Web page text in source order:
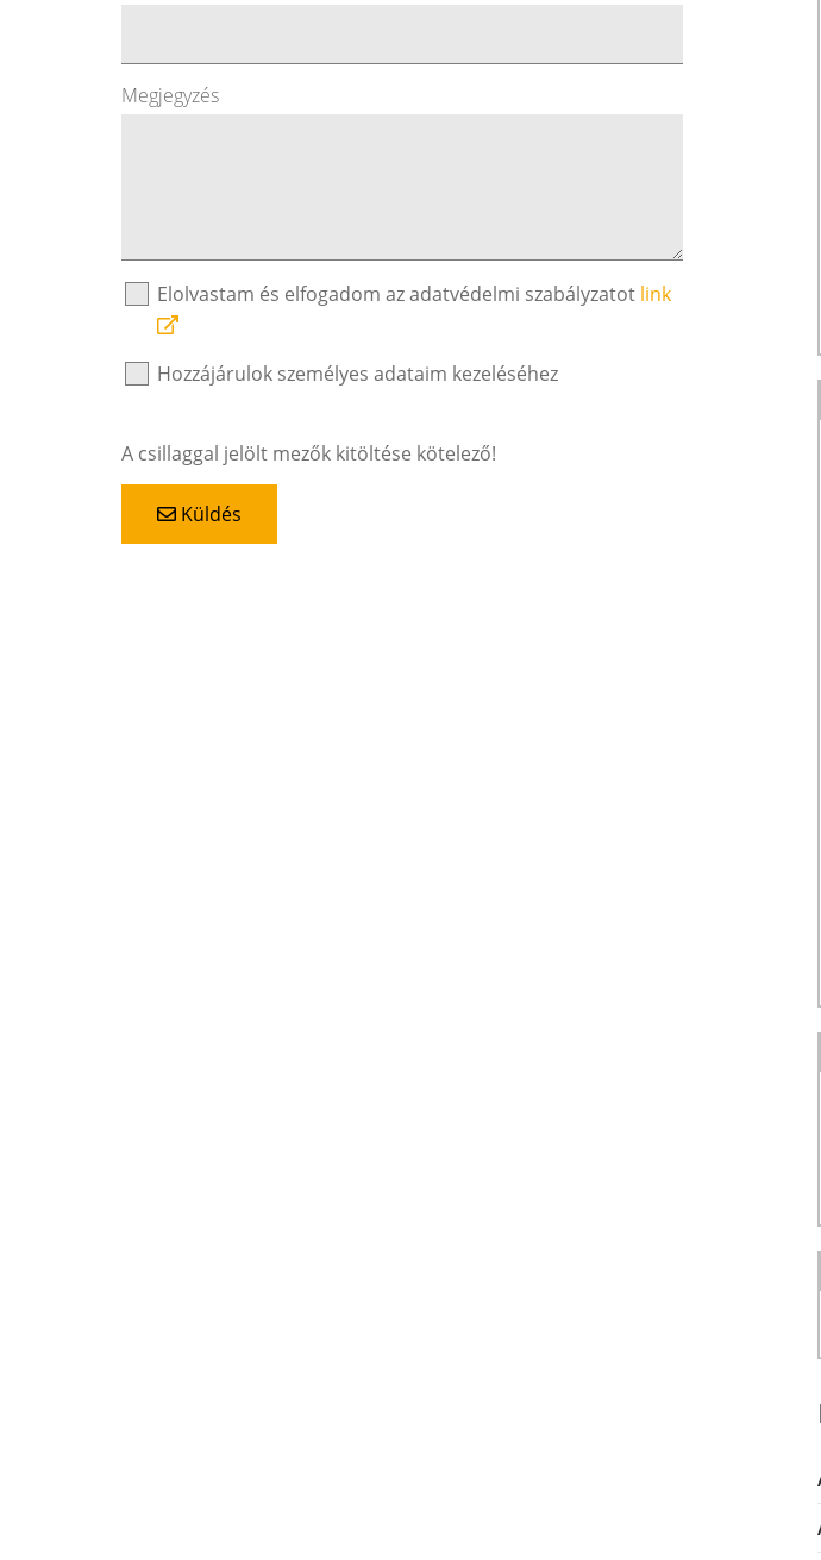
Megjegyzés
Elolvastam és elfogadom az adatvédelmi szabályzatot link
Hozzájárulok személyes adataim kezeléséhez
A csillaggal jelölt mezők kitöltése kötelező!
Küldés